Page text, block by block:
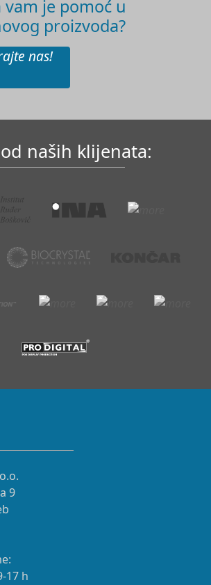
vam je pomoć u
proizvoda?
nas!
naših klijenata:
9
17 h